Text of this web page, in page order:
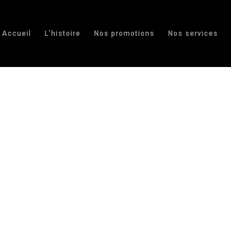
Accueil L’histoire Nos promotions Nos services